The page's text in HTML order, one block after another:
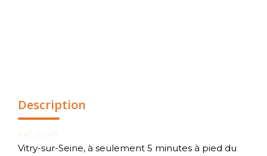
Description
Vitry-sur-Seine, à seulement 5 minutes à pied du